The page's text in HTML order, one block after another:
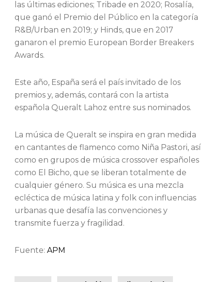
las últimas ediciones; Tribade en 2020; Rosalía,
que ganó el Premio del Público en la categoría
R&B/Urban en 2019; y Hinds, que en 2017
ganaron el premio European Border Breakers
Awards.
Este año, España será el país invitado de los
premios y, además, contará con la artista
española Queralt Lahoz entre sus nominados.
La música de Queralt se inspira en gran medida
en cantantes de flamenco como Niña Pastori, así
como en grupos de música crossover españoles
como El Bicho, que se liberan totalmente de
cualquier género. Su música es una mezcla
ecléctica de música latina y folk con influencias
urbanas que desafía las convenciones y
transmite fuerza y fragilidad.
Fuente: APM